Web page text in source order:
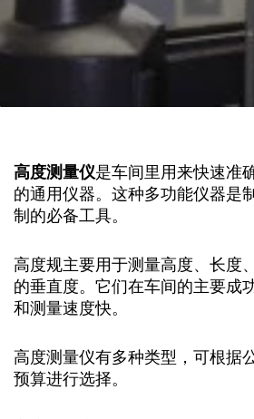
高度测量仪是车间里用来快速准
的通用仪器。这种多功能仪器是
制的必备工具。
高度规主要用于测量高度、长度
的垂直度。它们在车间的主要成
和测量速度快。
高度测量仪有多种类型，可根据
预算进行选择。